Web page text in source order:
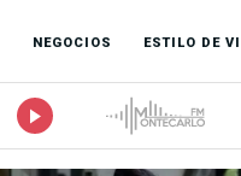
NEGOCIOS ESTILO DE